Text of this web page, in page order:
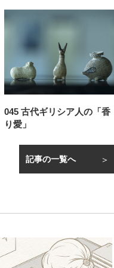
045 古代ギリシア人の「香
り愛」
記事の一覧へ